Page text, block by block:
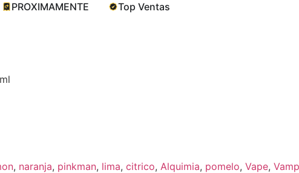
PROXIMAMENTE
Top Ventas
, naranja, pinkman, lima, citrico, Alquimia, pomelo, Vape,